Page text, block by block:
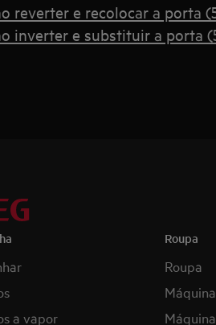
reverter e recolocar a porta
inverter e substituir a porta
a vapor
Roupa
Roupa